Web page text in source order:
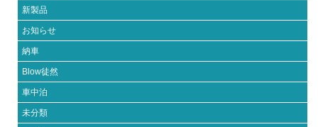
新製品
お知らせ
納車
Blow徒然
車中泊
未分類